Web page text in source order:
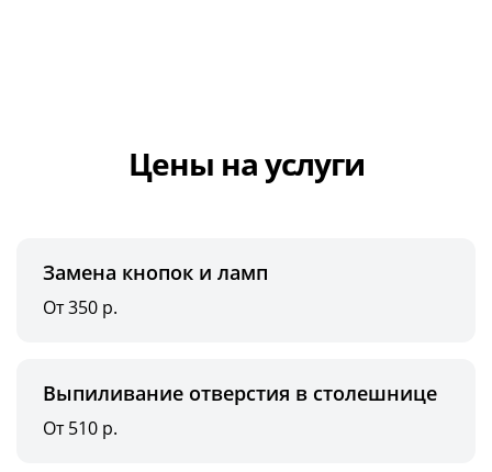
Цены на услуги
Замена кнопок и ламп
От 350 р.
Выпиливание отверстия в столешнице
От 510 р.